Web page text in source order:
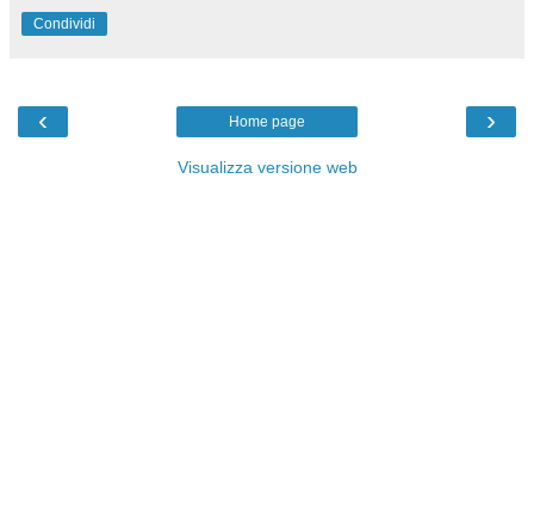
Condividi
‹ ›
Home page
Visualizza versione web